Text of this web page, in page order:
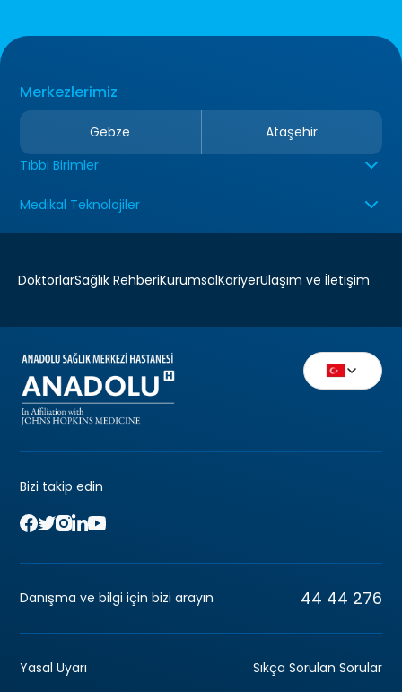
Merkezlerimiz
Gebze
Ataşehir
Tıbbi Birimler
Medikal Teknolojiler
DoktorlarSağlık RehberiKurumsalKariyerUlaşım ve İletişim
Bizi takip edin
Danışma ve bilgi için bizi arayın 44 44 276
Yasal Uyarı Sıkça Sorulan Sorular